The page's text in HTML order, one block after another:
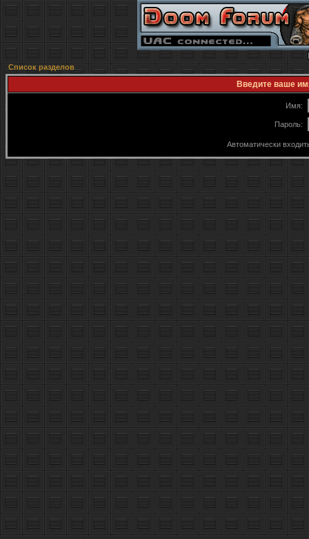
Список разделов
Введите ваше
Имя:
Пароль:
Автоматически